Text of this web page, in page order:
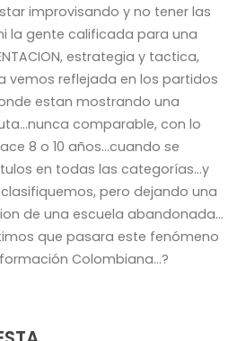
improvisando y no tener las
la gente calificada para una
estrategia y tactica,
vemos reflejada en los partidos
estan mostrando una
comparable, con lo
8 o 10 años…cuando se
en todas las categorías…y
pero dejando una
de una escuela abandonada…
que pasara este fenómeno
Colombiana…?